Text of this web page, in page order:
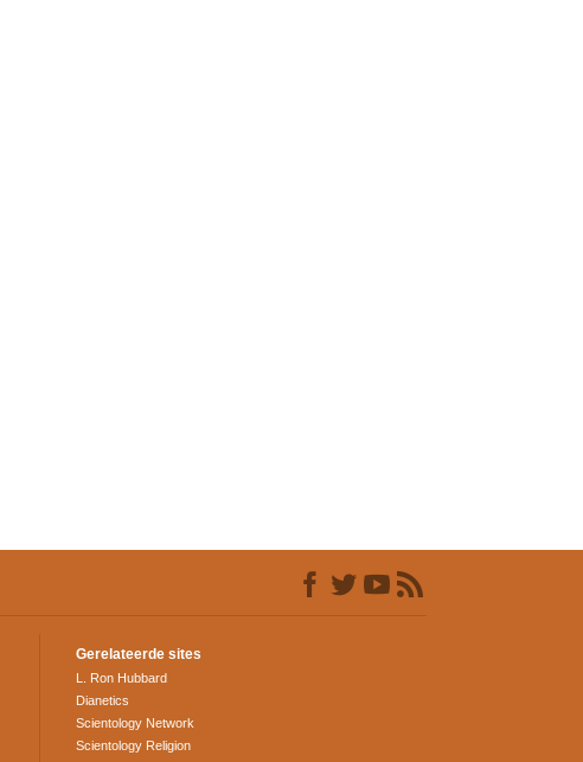
Gerelateerde sites
L. Ron Hubbard
Dianetics
Scientology Network
Scientology Religion